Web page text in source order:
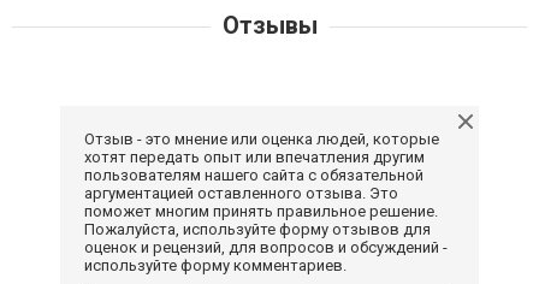
Отзывы
Отзыв - это мнение или оценка людей, которые
хотят передать опыт или впечатления другим
пользователям нашего сайта с обязательной
аргументацией оставленного отзыва. Это
поможет многим принять правильное решение.
Пожалуйста, используйте форму отзывов для
оценок и рецензий, для вопросов и обсуждений -
используйте форму комментариев.